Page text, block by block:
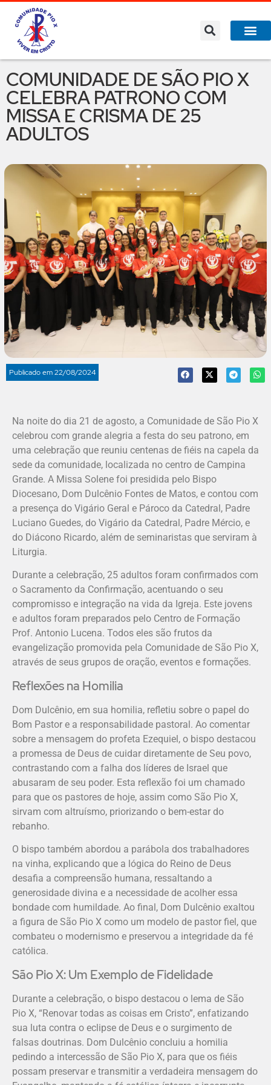
COMUNIDADE DE SÃO PIO X
CELEBRA PATRONO COM
MISSA E CRISMA DE 25
ADULTOS
Publicado em22/08/2024
Na noite do dia 21 de agosto, a Comunidade de São Pio X
celebrou com grande alegria a festa do seu patrono, em
uma celebração que reuniu centenas de fiéis na capela da
sede da comunidade, localizada no centro de Campina
Grande. A Missa Solene foi presidida pelo Bispo
Diocesano, Dom Dulcênio Fontes de Matos, e contou com
a presença do Vigário Geral e Pároco da Catedral, Padre
Luciano Guedes, do Vigário da Catedral, Padre Mércio, e
do Diácono Ricardo, além de seminaristas que serviram à
Liturgia.
Durante a celebração, 25 adultos foram confirmados com
o Sacramento da Confirmação, acentuando o seu
compromisso e integração na vida da Igreja. Este jovens
e adultos foram preparados pelo Centro de Formação
Prof. Antonio Lucena. Todos eles são frutos da
evangelização promovida pela Comunidade de São Pio X,
através de seus grupos de oração, eventos e formações.
Reflexões na Homilia
Dom Dulcênio, em sua homilia, refletiu sobre o papel do
Bom Pastor e a responsabilidade pastoral. Ao comentar
sobre a mensagem do profeta Ezequiel, o bispo destacou
a promessa de Deus de cuidar diretamente de Seu povo,
contrastando com a falha dos líderes de Israel que
abusaram de seu poder. Esta reflexão foi um chamado
para que os pastores de hoje, assim como São Pio X,
sirvam com altruísmo, priorizando o bem-estar do
rebanho.
O bispo também abordou a parábola dos trabalhadores
na vinha, explicando que a lógica do Reino de Deus
desafia a compreensão humana, ressaltando a
generosidade divina e a necessidade de acolher essa
bondade com humildade. Ao final, Dom Dulcênio exaltou
a figura de São Pio X como um modelo de pastor fiel, que
combateu o modernismo e preservou a integridade da fé
católica.
São Pio X: Um Exemplo de Fidelidade
Durante a celebração, o bispo destacou o lema de São
Pio X, “Renovar todas as coisas em Cristo”, enfatizando
sua luta contra o eclipse de Deus e o surgimento de
falsas doutrinas. Dom Dulcênio concluiu a homilia
pedindo a intercessão de São Pio X, para que os fiéis
possam preservar e transmitir a verdadeira mensagem do